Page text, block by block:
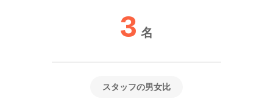
3 名
スタッフの男女比